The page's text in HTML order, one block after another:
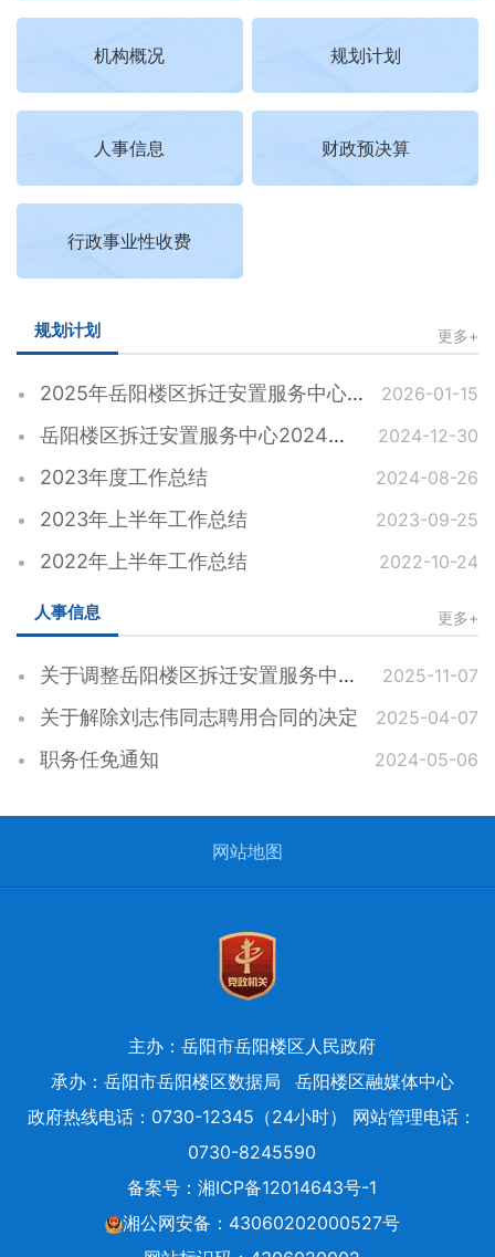
机构概况 规划计划
人事信息 财政预决算
行政事业性收费
规划计划 更多+
2025年岳阳楼区拆迁安置服务中心工作总结 2026-01-15
岳阳楼区拆迁安置服务中心2024年度工作总结 2024-12-30
2023年度工作总结 2024-08-26
2023年上半年工作总结 2023-09-25
2022年上半年工作总结 2022-10-24
人事信息 更多+
关于调整岳阳楼区拆迁安置服务中心领导班子成员工作分工的通知 2025-11-07
关于解除刘志伟同志聘用合同的决定 2025-04-07
职务任免通知 2024-05-06
网站地图
主办：岳阳市岳阳楼区人民政府
承办：岳阳市岳阳楼区数据局
岳阳楼区融媒体中心
政府热线电话：0730-12345（24小时） 网站管理电话：
0730-8245590
备案号： 湘ICP备12014643号-1
湘公网安备：43060202000527号